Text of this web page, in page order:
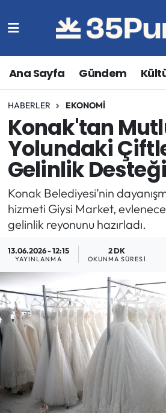
Ana Sayfa Gündem
HABERLER EKONOMI
Konak'tan
Yolundaki
Gelinlik Desteği
Konak Belediyesi’nin
hizmeti Giysi Market,
gelinlik reyonunu hazırladı.
13.06.2026 - 12:15
YAYINLANMA
2 DK
OKUNMA SÜRESI